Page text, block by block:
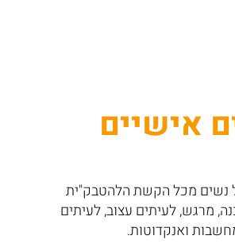
אישיים
נשים מכל הקשת הלהטבק"ית
מרגש, לעיתים עצוב, לעיתים
ואנקדוטות.